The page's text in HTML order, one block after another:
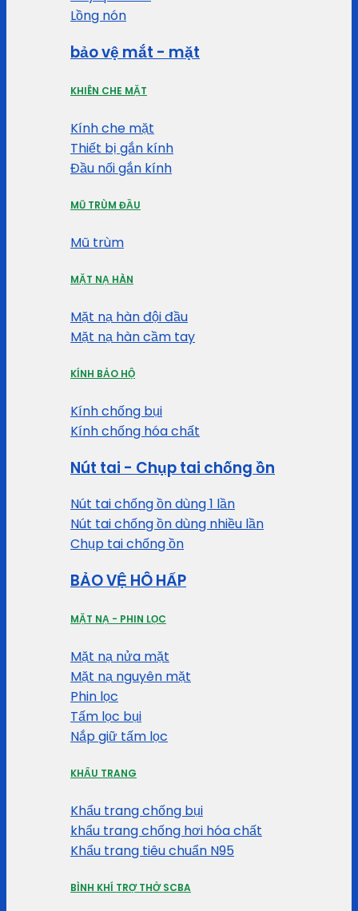
Lồng nón
bảo vệ mắt - mặt
KHIÊN CHE MẶT
Kính che mặt
Thiết bị gắn kính
Đầu nối gắn kính
MŨ TRÙM ĐẦU
Mũ trùm
MẶT NẠ HÀN
Mặt nạ hàn đội đầu
Mặt nạ hàn cầm tay
KÍNH BẢO HỘ
Kính chống bụi
Kính chống hóa chất
Nút tai - Chụp tai chống ồn
Nút tai chống ồn dùng 1 lần
Nút tai chống ồn dùng nhiều lần
Chụp tai chống ồn
BẢO VỆ HÔ HẤP
MẶT NẠ - PHIN LỌC
Mặt nạ nửa mặt
Mặt nạ nguyên mặt
Phin lọc
Tấm lọc bụi
Nắp giữ tấm lọc
KHẨU TRANG
Khẩu trang chống bụi
khẩu trang chống hơi hóa chất
Khẩu trang tiêu chuẩn N95
BÌNH KHÍ TRỢ THỞ SCBA